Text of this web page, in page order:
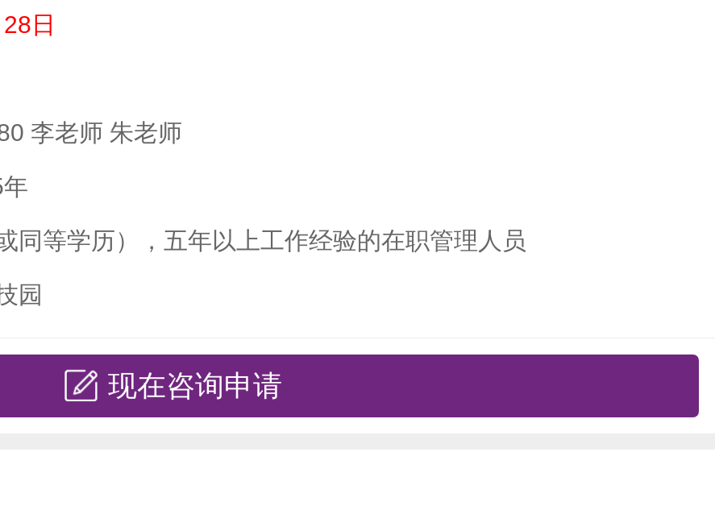
日
李老师 朱老师
同等学历），五年以上工作经验的在职管理人员
园
现在咨询申请